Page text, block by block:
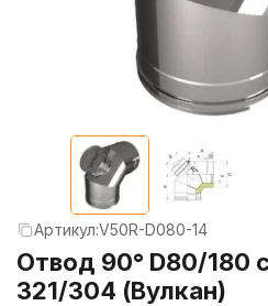
Артикул:V50R-D080-14
Отвод 90° D80/180
321/304 (Вулкан)